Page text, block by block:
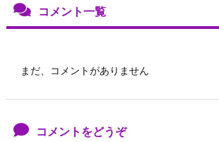
コメント一覧
まだ、コメントがありません
コメントをどうぞ